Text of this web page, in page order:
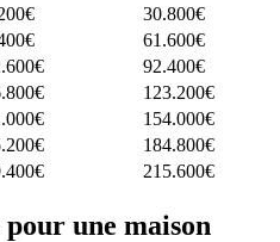
30.800€
61.600€
92.400€
123.200€
154.000€
184.800€
215.600€
une maison